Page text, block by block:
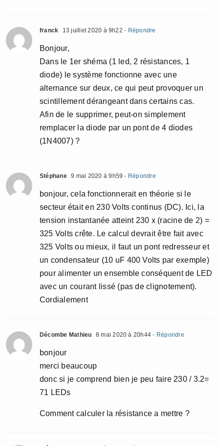
franck 13 juillet 2020 à 9h22 - Répondre
Bonjour,
Dans le 1er shéma (1 led, 2 résistances, 1
diode) le système fonctionne avec une
alternance sur deux, ce qui peut provoquer un
scintillement dérangeant dans certains cas.
Afin de le supprimer, peut-on simplement
remplacer la diode par un pont de 4 diodes
(1N4007) ?
Stéphane 9 mai 2020 à 9h59 - Répondre
bonjour, cela fonctionnerait en théorie si le
secteur était en 230 Volts continus (DC). Ici, la
tension instantanée atteint 230 x (racine de 2) =
325 Volts crête. Le calcul devrait être fait avec
325 Volts ou mieux, il faut un pont redresseur et
un condensateur (10 uF 400 Volts par exemple)
pour alimenter un ensemble conséquent de LED
avec un courant lissé (pas de clignotement).
Cordialement
Décombe Mathieu 8 mai 2020 à 20h44 - Répondre
bonjour
merci beaucoup
donc si je comprend bien je peu faire 230 / 3.2=
71 LEDs
Comment calculer la résistance a mettre ?